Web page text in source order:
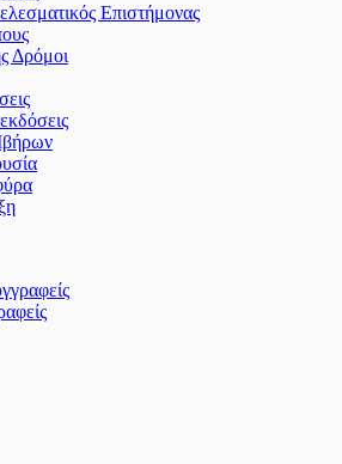
Επιστήμονας
Δρόμοι